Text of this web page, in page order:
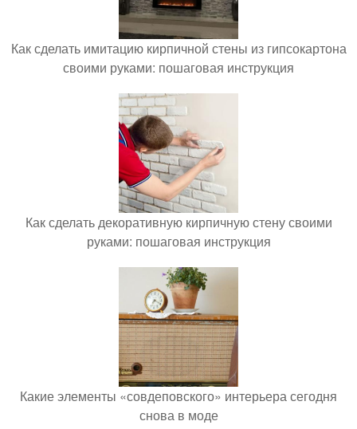
Как сделать имитацию кирпичной стены из гипсокартона
своими руками: пошаговая инструкция
Как сделать декоративную кирпичную стену своими
руками: пошаговая инструкция
Какие элементы «совдеповского» интерьера сегодня
снова в моде